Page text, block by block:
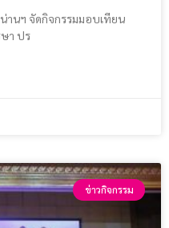
านฯ จัดกิจกรรมมอบเทียน
า ปร
ข่าวกิจกรรม